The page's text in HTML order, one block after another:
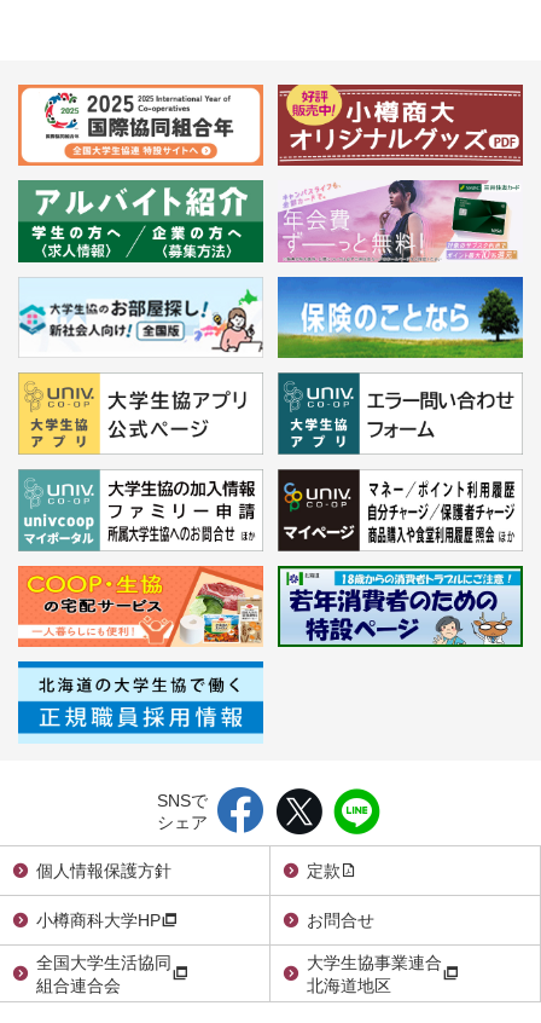
SNSで
シェア
個人情報保護方針
定款
小樽商科大学HP
お問合せ
全国大学生活協同
組合連合会
大学生協事業連合
北海道地区